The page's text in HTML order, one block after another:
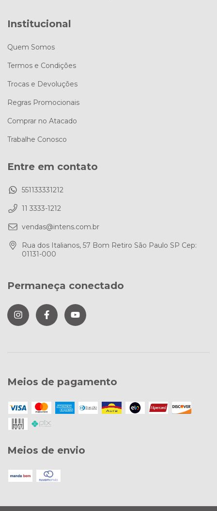
Institucional
Quem Somos
Termos e Condições
Trocas e Devoluções
Regras Promocionais
Comprar no Atacado
Trabalhe Conosco
Entre em contato
551133331212
11 3333-1212
vendas@intens.com.br
Rua dos Italianos, 57 Bom Retiro São Paulo SP Cep:
01131-000
Permaneça conectado
Meios de pagamento
Meios de envio